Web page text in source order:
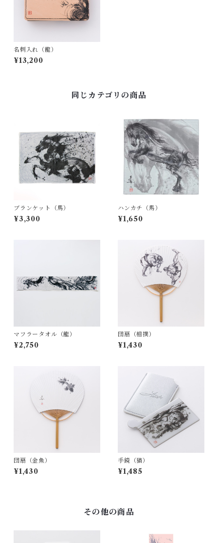
名刺入れ（龍）
¥13,200
同じカテゴリの商品
ブランケット（馬）
¥3,300
ハンカチ（馬）
¥1,650
マフラータオル（龍）
¥2,750
団扇（相撲）
¥1,430
団扇（金魚）
¥1,430
手鏡（猫）
¥1,485
その他の商品